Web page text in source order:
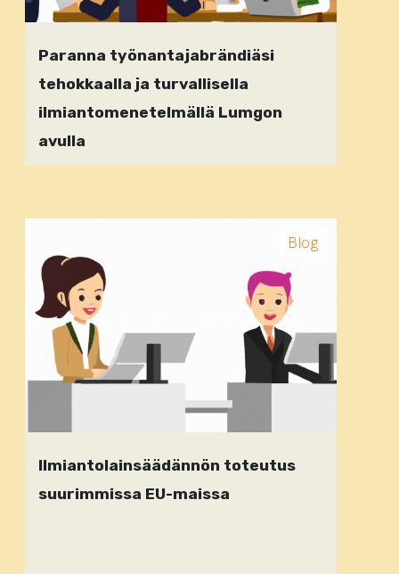
Paranna työnantajabrändiäsi
tehokkaalla ja turvallisella
ilmiantomenetelmällä Lumgon
avulla
Blog
Ilmiantolainsäädännön toteutus
suurimmissa EU-maissa